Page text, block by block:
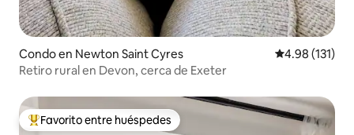
Condo en Newton Saint Cyres Calificación
4.98 (131)
Retiro rural en Devon, cerca de Exeter
Favorito entre huéspedes preferido
Favorito entre huéspedes